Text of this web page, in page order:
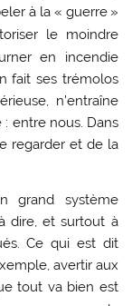
à la « guerre »
le moindre
en incendie
fait ses trémolos
n’entraîne
entre nous. Dans
regarder et de la
grand système
dire, et surtout à
Ce qui est dit
avertir aux
tout va bien est